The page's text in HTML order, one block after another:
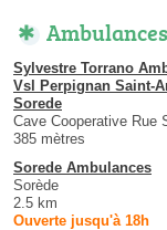
Sylvestre Torrano
Vsl Perpignan Saint-
Sorede
Cave Cooperative Rue
385 mètres
Sorede Ambulances
Sorède
2.5 km
Ouverte jusqu'à 18h